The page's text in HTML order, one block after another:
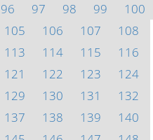
96 97 98 99
100
105 106 107
108
113 114 115
116
121 122 123
124
129 130 131
132
137 138 139
140